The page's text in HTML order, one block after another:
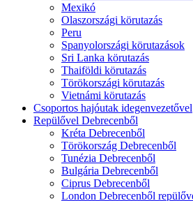
Mexikó
Olaszországi körutazás
Peru
Spanyolországi körutazások
Sri Lanka körutazás
Thaiföldi körutazás
Törökországi körutazás
Vietnámi körutazás
Csoportos hajóutak idegenvezetővel
Repülővel Debrecenből
Kréta Debrecenből
Törökország Debrecenből
Tunézia Debrecenből
Bulgária Debrecenből
Ciprus Debrecenből
London Debrecenből